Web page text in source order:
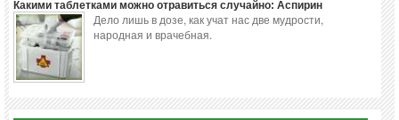
Какими таблетками можно отравиться случайно: Аспирин
Дело лишь в дозе, как учат нас две мудрости,
народная и врачебная.